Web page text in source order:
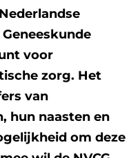
voor
zorg. Het
van
hun naasten en
om deze